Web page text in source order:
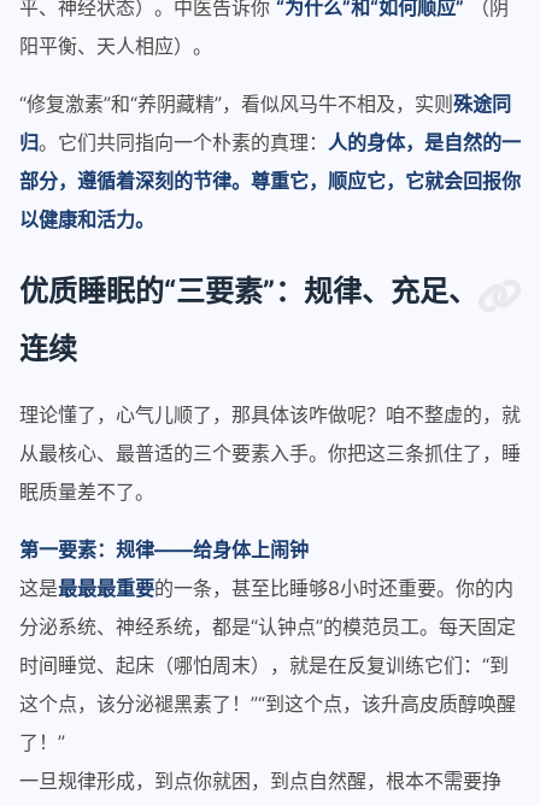
平、神经状态）。中医告诉你 “为什么”和“如何顺应” （阴
阳平衡、天人相应）。
“修复激素”和“养阴藏精”，看似风马牛不相及，实则 殊途同
归。它们共同指向一个朴素的真理： 人的身体，是自然的一
部分，遵循着深刻的节律。尊重它，顺应它，它就会回报你
以健康和活力。
优质睡眠的“三要素”：规律、充足、
连续
理论懂了，心气儿顺了，那具体该咋做呢？咱不整虚的，就
从最核心、最普适的三个要素入手。你把这三条抓住了，睡
眠质量差不了。
第一要素：规律——给身体上闹钟
这是最最最重要的一条，甚至比睡够8小时还重要。你的内
分泌系统、神经系统，都是“认钟点”的模范员工。每天固定
时间睡觉、起床（哪怕周末），就是在反复训练它们：“到
这个点，该分泌褪黑素了！”“到这个点，该升高皮质醇唤醒
了！”
一旦规律形成，到点你就困，到点自然醒，根本不需要挣